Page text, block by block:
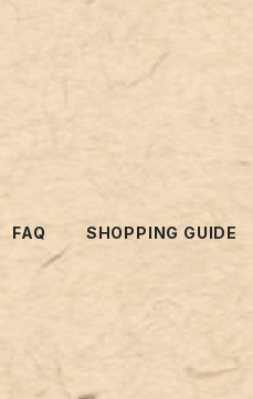
FAQ SHOPPING GUIDE